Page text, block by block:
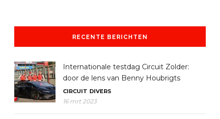
RECENTE BERICHTEN
Internationale testdag Circuit Zolder:
door de lens van Benny Houbrigts
CIRCUIT DIVERS
16 mrt 2023